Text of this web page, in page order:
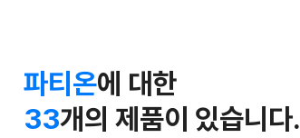
파티온에 대한
33개의 제품이 있습니다.